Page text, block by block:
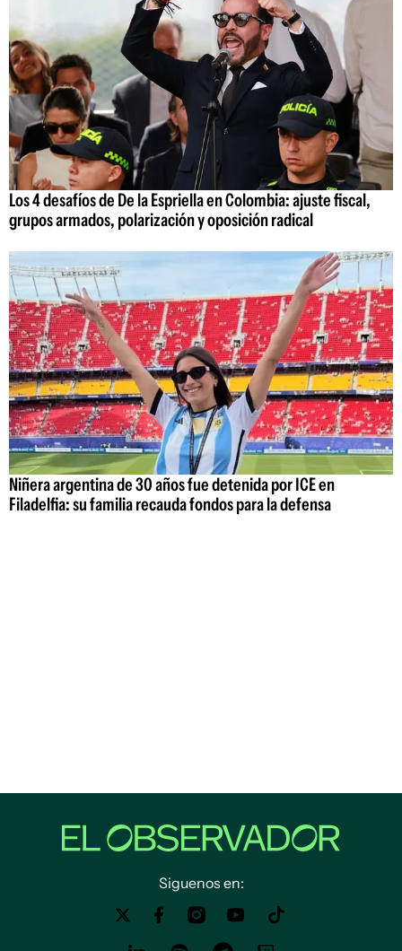
Los 4 desafíos de De la Espriella en Colombia: ajuste fiscal,
grupos armados, polarización y oposición radical
Niñera argentina de 30 años fue detenida por ICE en
Filadelfia: su familia recauda fondos para la defensa
Siguenos en: